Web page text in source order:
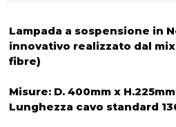
Lampada a sospensione in
innovativo realizzato dal
fibre)
Misure: D. 400mm x H.225mm
Lunghezza cavo standard